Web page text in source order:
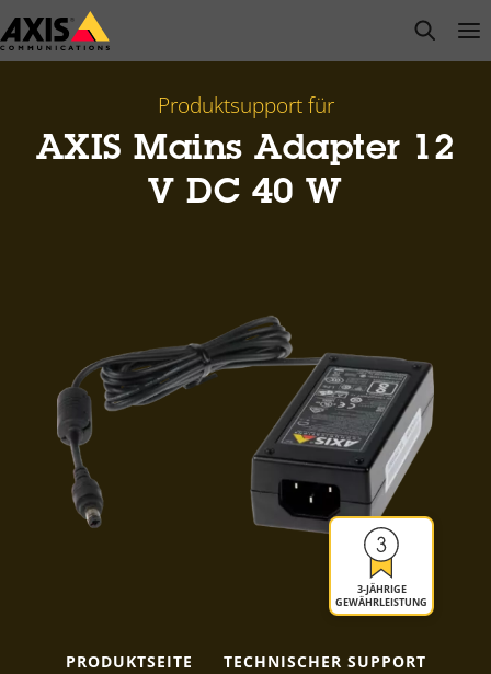
Zum
Hauptinhalt
open
Produktsupport für
AXIS Mains Adapter 12
V DC 40 W
3-JÄHRIGE
GEWÄHRLEISTUNG
PRODUKTSEITE TECHNISCHER SUPPORT